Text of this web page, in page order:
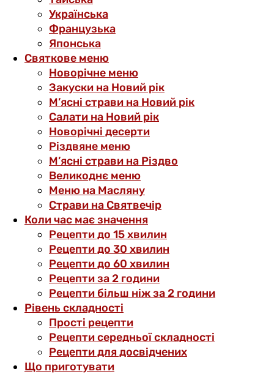
Українська
Французька
Японська
Святкове меню
Новорічне меню
Закуски на Новий рік
М’ясні страви на Новий рік
Салати на Новий рік
Новорічні десерти
Різдвяне меню
М’ясні страви на Різдво
Великоднє меню
Меню на Масляну
Страви на Святвечір
Коли час має значення
Рецепти до 15 хвилин
Рецепти до 30 хвилин
Рецепти до 60 хвилин
Рецепти за 2 години
Рецепти більш ніж за 2 години
Рівень складності
Прості рецепти
Рецепти середньої складності
Рецепти для досвідчених
Що приготувати